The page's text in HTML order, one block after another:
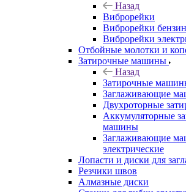
Назад
Виброрейки
Виброрейки
Виброрейки
Отбойные молотки и
Затирочные машины
Назад
Затирочные
Заглаживающие
Двухроторные
Аккумуляторные
машины
Заглаживающие
электрические
Лопасти и диски для
Резчики швов
Алмазные диски